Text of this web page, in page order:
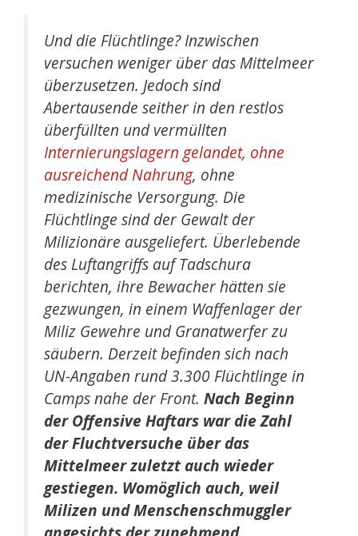
Und die Flüchtlinge? Inzwischen
versuchen weniger über das Mittelmeer
überzusetzen. Jedoch sind
Abertausende seither in den restlos
überfüllten und vermüllten
Internierungslagern gelandet, ohne
ausreichend Nahrung, ohne
medizinische Versorgung. Die
Flüchtlinge sind der Gewalt der
Milizionäre ausgeliefert. Überlebende
des Luftangriffs auf Tadschura
berichten, ihre Bewacher hätten sie
gezwungen, in einem Waffenlager der
Miliz Gewehre und Granatwerfer zu
säubern. Derzeit befinden sich nach
UN-Angaben rund 3.300 Flüchtlinge in
Camps nahe der Front. Nach Beginn
der Offensive Haftars war die Zahl
der Fluchtversuche über das
Mittelmeer zuletzt auch wieder
gestiegen. Womöglich auch, weil
Milizen und Menschenschmuggler